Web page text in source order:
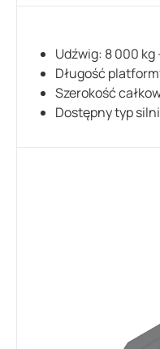
Udźwig: 8 000 kg
Długość
Szerokość
Dostępny typ